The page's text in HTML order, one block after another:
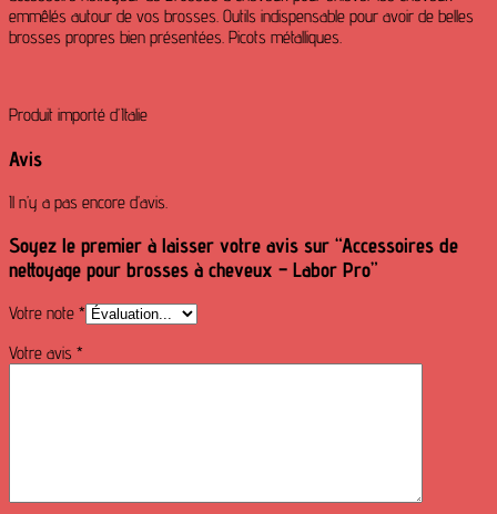
emmêlés autour de vos brosses. Outils indispensable pour avoir de belles
brosses propres bien présentées. Picots métalliques.
Produit importé d’Italie
Avis
Il n’y a pas encore d’avis.
Soyez le premier à laisser votre avis sur “Accessoires de
nettoyage pour brosses à cheveux – Labor Pro”
Votre note *
Votre avis *